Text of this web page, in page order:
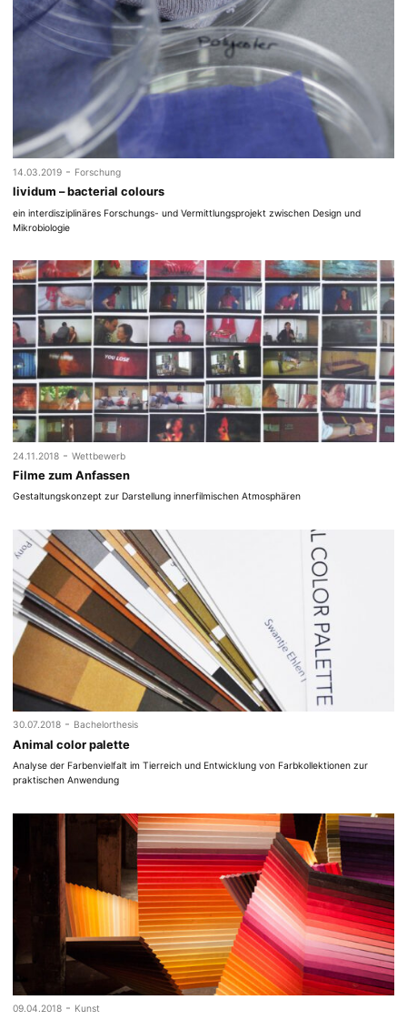
14.03.2019 - Forschung
lividum – bacterial colours
ein interdisziplinäres Forschungs- und Vermittlungsprojekt zwischen Design und
Mikrobiologie
24.11.2018 - Wettbewerb
Filme zum Anfassen
Gestaltungskonzept zur Darstellung innerfilmischen Atmosphären
30.07.2018 - Bachelorthesis
Animal color palette
Analyse der Farbenvielfalt im Tierreich und Entwicklung von Farbkollektionen zur
praktischen Anwendung
09.04.2018 - Kunst